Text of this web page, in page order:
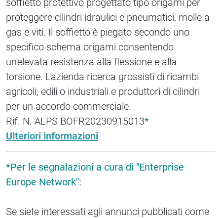
soffietto protettivo progettato tipo origami per
proteggere cilindri idraulici e pneumatici, molle a
gas e viti. Il soffietto è piegato secondo uno
specifico schema origami consentendo
un'elevata resistenza alla flessione e alla
torsione. L'azienda ricerca grossisti di ricambi
agricoli, edili o industriali e produttori di cilindri
per un accordo commerciale.
Rif. N. ALPS BOFR20230915013*
Ulteriori informazioni
*Per le segnalazioni a cura di "Enterprise
Europe Network":
Se siete interessati agli annunci pubblicati come